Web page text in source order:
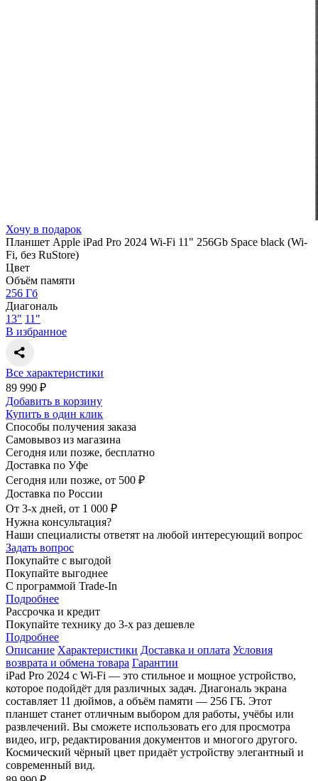
Хочу в подарок
Планшет Apple iPad Pro 2024 Wi-Fi 11" 256Gb Space black (Wi-
Fi, без RuStore)
Цвет
Объём памяти
256 Гб
Диагональ
13" 11"
В избранное
Все характеристики
89 990 ₽
Добавить в корзину
Купить в один клик
Способы получения заказа
Самовывоз из магазина
Сегодня или позже, бесплатно
Доставка по Уфе
Сегодня или позже, от 500 ₽
Доставка по России
От 3-х дней, от 1 000 ₽
Нужна консультация?
Наши специалисты ответят на любой интересующий вопрос
Задать вопрос
Покупайте с выгодой
Покупайте выгоднее
С программой Trade-In
Подробнее
Рассрочка и кредит
Покупайте технику до 3-х раз дешевле
Подробнее
Описание Характеристики Доставка и оплата Условия
возврата и обмена товара Гарантии
iPad Pro 2024 с Wi-Fi — это стильное и мощное устройство,
которое подойдёт для различных задач. Диагональ экрана
составляет 11 дюймов, а объём памяти — 256 ГБ. Этот
планшет станет отличным выбором для работы, учёбы или
развлечений. Вы сможете использовать его для просмотра
видео, игр, редактирования документов и многого другого.
Космический чёрный цвет придаёт устройству элегантный и
современный вид.